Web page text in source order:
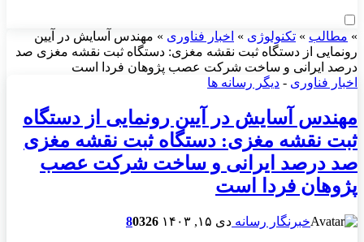
» مطالب » تکنولوژی » اخبار فناوری » مهندس آسایش در آیین
رونمایی از دستگاه ثبت نقشه مغزی: دستگاه ثبت نقشه مغزی صد
درصد ایرانی و ساخت شرکت عصب پژوهان فردا است
اخبار فناوری - دیگر رسانه ها
مهندس آسایش در آیین رونمایی از دستگاه
ثبت نقشه مغزی: دستگاه ثبت نقشه مغزی
صد درصد ایرانی و ساخت شرکت عصب
پژوهان فردا است
خبرنگار رسانه دی ۱۵, ۱۴۰۳ 80326